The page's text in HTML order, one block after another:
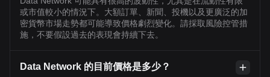
或市值較小的情況下。大額訂單、新聞、投機以及更廣泛的加
密貨幣市場走勢都可能導致價格劇烈變化。請採取風險控管措
施，不要假設過去的表現會持續下去。
Data Network 的目前價格是多少？